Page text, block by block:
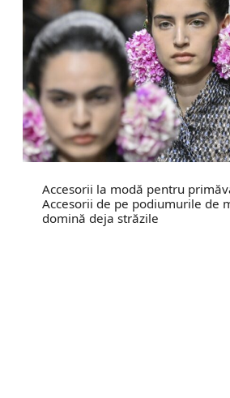
Accesorii la modă pentru
Accesorii de pe podiumurile de
domină deja străzile